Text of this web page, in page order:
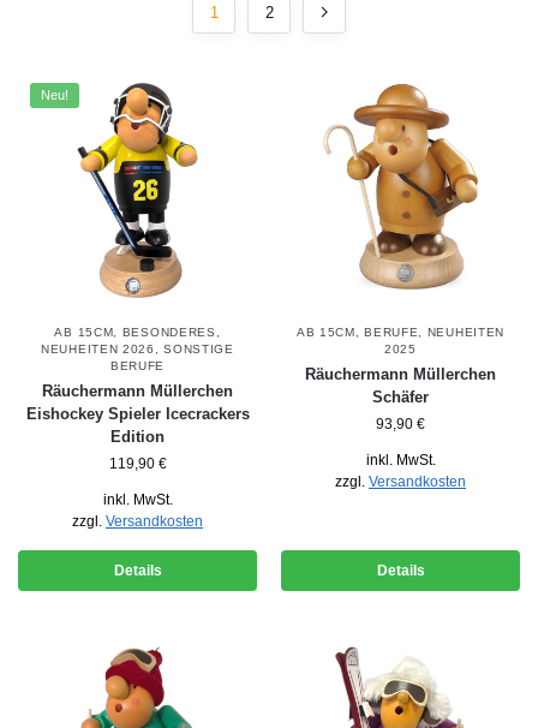
1 2
Neu!
AB 15CM BESONDERES
NEUHEITEN 2026
,SONSTIGE
BERUFE
Räuchermann Müllerchen
Eishockey Spieler Icecrackers
Edition
119,90 €
inkl. MwSt.
zzgl. Versandkosten
Details
AB 15CM ,BERUFE
NEUHEITEN
2025
Räuchermann Müllerchen
Schäfer
93,90 €
inkl. MwSt.
zzgl. Versandkosten
Details